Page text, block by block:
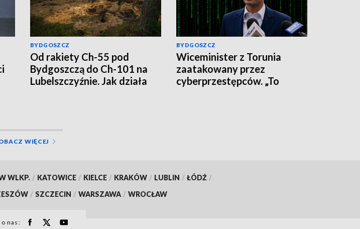
BYDGOSZCZ
Od rakiety Ch-55 pod
Bydgoszczą do Ch-101 na
Lubelszczyźnie. Jak działa
BYDGOSZCZ
Wiceminister z Torunia
zaatakowany przez
cyberprzestępców. „To
WIĘCEJ
WLKP. / KATOWICE / KIELCE / KRAKÓW / LUBLIN / ŁÓDŹ /
/ SZCZECIN / WARSZAWA / WROCŁAW
nas: